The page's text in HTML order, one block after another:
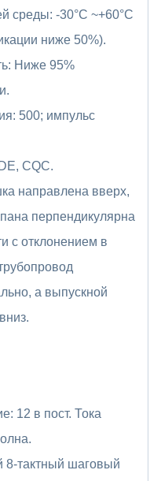
среды: -30°C ~+60°C
ниже 50%).
Ниже 95%
500; импульс
CQC.
направлена вверх,
перпендикулярна
с отклонением в
а выпускной
12 в пост. Тока
тактный шаговый